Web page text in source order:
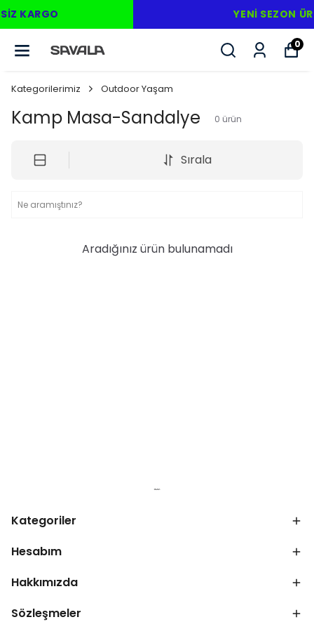
YENI SEZON ÜRÜNLER
0
Kategorilerimiz Outdoor Yaşam
Kamp Masa-Sandalye 0 ürün
Sırala
Aradığınız ürün bulunamadı
Kategoriler
Hesabım
Hakkımızda
Sözleşmeler